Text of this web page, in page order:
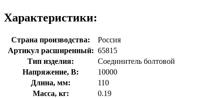
Характеристики:
Страна производства:
Россия
Артикул расширенный: 65815
Тип изделия:
Соединитель болтовой
Напряжение, В:
10000
Длина, мм:
110
Масса, кг:
0.19